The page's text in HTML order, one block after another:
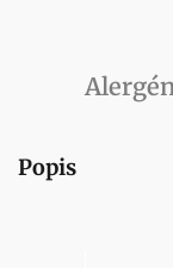
Popis